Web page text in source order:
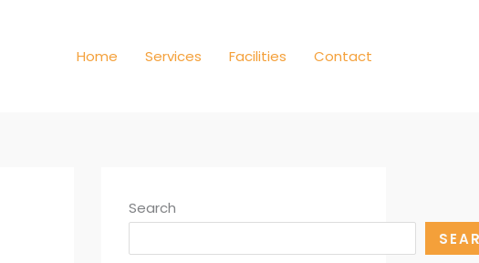
Home Services Facilities Contact
Search